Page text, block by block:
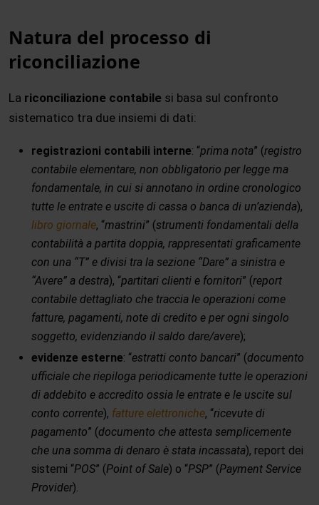
Natura del processo di
riconciliazione
La riconciliazione contabile si basa sul confronto
sistematico tra due insiemi di dati:
registrazioni contabili interne: “prima nota” (registro
contabile elementare, non obbligatorio per legge ma
fondamentale, in cui si annotano in ordine cronologico
tutte le entrate e uscite di cassa o banca di un’azienda),
libro giornale, “mastrini” (strumenti fondamentali della
contabilità a partita doppia, rappresentati graficamente
con una “T” e divisi tra la sezione “Dare” a sinistra e
“Avere” a destra), “partitari clienti e fornitori” (report
contabile dettagliato che traccia le operazioni come
fatture, pagamenti, note di credito e per ogni singolo
soggetto, evidenziando il saldo dare/avere);
evidenze esterne: “estratti conto bancari” (documento
ufficiale che riepiloga periodicamente tutte le operazioni
di addebito e accredito ossia le entrate e le uscite sul
conto corrente), fatture elettroniche, “ricevute di
pagamento” (documento che attesta semplicemente
che una somma di denaro è stata incassata), report dei
sistemi “POS” (Point of Sale) o “PSP” (Payment Service
Provider).